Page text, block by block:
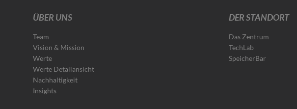
ÜBER UNS
Team
Vision & Mission
Werte
Werte Detailansicht
Nachhaltigkeit
Insights
DER STANDORT
Das Zentrum
TechLab
SpeicherBar